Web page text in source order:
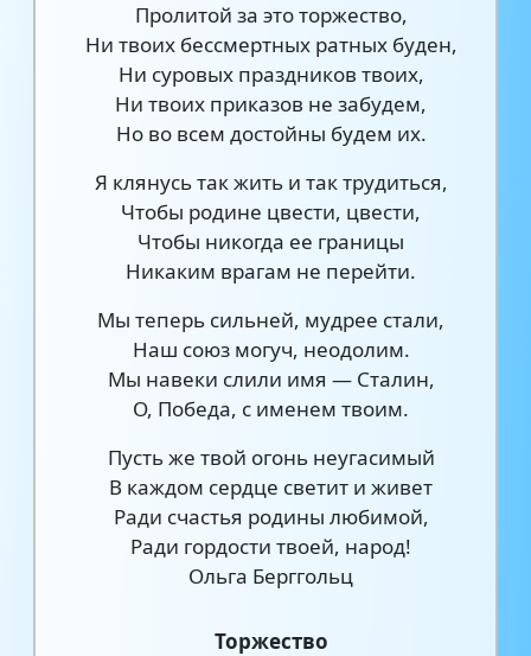
Пролитой за это торжество,
Ни твоих бессмертных ратных буден,
Ни суровых праздников твоих,
Ни твоих приказов не забудем,
Но во всем достойны будем их.
Я клянусь так жить и так трудиться,
Чтобы родине цвести, цвести,
Чтобы никогда ее границы
Никаким врагам не перейти.
Мы теперь сильней, мудрее стали,
Наш союз могуч, неодолим.
Мы навеки слили имя — Сталин,
О, Победа, с именем твоим.
Пусть же твой огонь неугасимый
В каждом сердце светит и живет
Ради счастья родины любимой,
Ради гордости твоей, народ!
Ольга Берггольц
Торжество